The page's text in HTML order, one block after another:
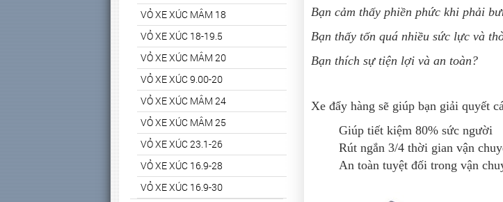
Bạn cảm thấy phiền phức khi phải
Bạn thấy tốn quá nhiều sức lực và
Bạn thích sự tiện lợi và an toàn?
Xe đẩy hàng sẽ giúp bạn giải quyết
Giúp tiết kiệm 80% sức người
Rút ngắn 3/4 thời gian vận
An toàn tuyệt đối trong vận
VỎ XE XÚC MÂM 18
VỎ XE XÚC 18-19.5
VỎ XE XÚC MÂM 20
VỎ XE XÚC 9.00-20
VỎ XE XÚC MÂM 24
VỎ XE XÚC MÂM 25
VỎ XE XÚC 23.1-26
VỎ XE XÚC 16.9-28
VỎ XE XÚC 16.9-30